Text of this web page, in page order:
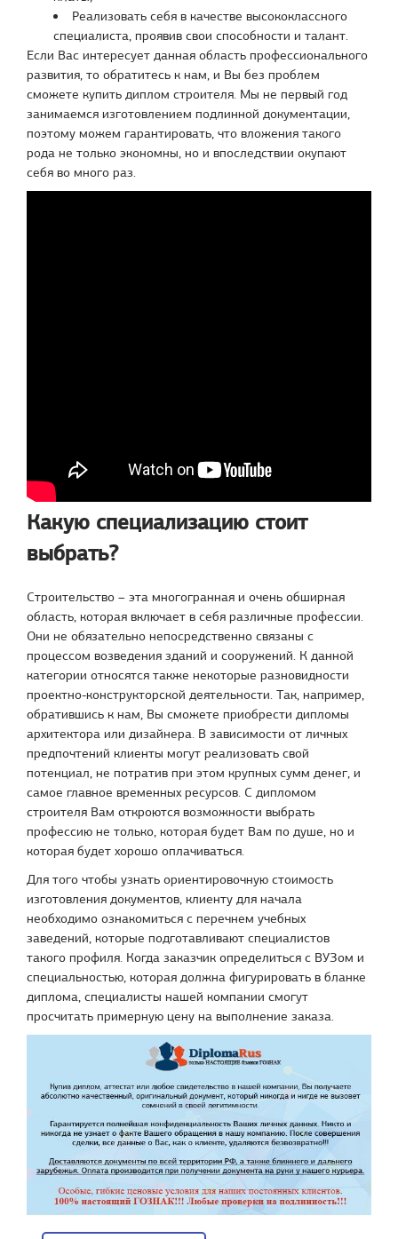
Реализовать себя в качестве высококлассного
специалиста, проявив свои способности и талант.
Если Вас интересует данная область профессионального
развития, то обратитесь к нам, и Вы без проблем
сможете купить диплом строителя. Мы не первый год
занимаемся изготовлением подлинной документации,
поэтому можем гарантировать, что вложения такого
рода не только экономны, но и впоследствии окупают
себя во много раз.
Какую специализацию стоит
выбрать?
Строительство – эта многогранная и очень обширная
область, которая включает в себя различные профессии.
Они не обязательно непосредственно связаны с
процессом возведения зданий и сооружений. К данной
категории относятся также некоторые разновидности
проектно-конструкторской деятельности. Так, например,
обратившись к нам, Вы сможете приобрести дипломы
архитектора или дизайнера. В зависимости от личных
предпочтений клиенты могут реализовать свой
потенциал, не потратив при этом крупных сумм денег, и
самое главное временных ресурсов. С дипломом
строителя Вам откроются возможности выбрать
профессию не только, которая будет Вам по душе, но и
которая будет хорошо оплачиваться.
Для того чтобы узнать ориентировочную стоимость
изготовления документов, клиенту для начала
необходимо ознакомиться с перечнем учебных
заведений, которые подготавливают специалистов
такого профиля. Когда заказчик определиться с ВУЗом и
специальностью, которая должна фигурировать в бланке
диплома, специалисты нашей компании смогут
просчитать примерную цену на выполнение заказа.